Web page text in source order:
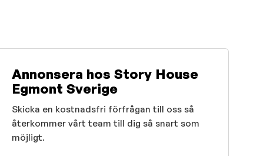
Annonsera hos Story House
Egmont Sverige
Skicka en kostnadsfri förfrågan till oss så
återkommer vårt team till dig så snart som
möjligt.